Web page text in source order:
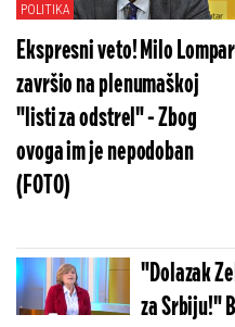
POLITIKA
Ekspresni veto! Milo Lompar
završio na plenumaškoj
"listi za odstrel" - Zbog
ovoga im je nepodoban
(FOTO)
"Dolazak
za Srbiju!"